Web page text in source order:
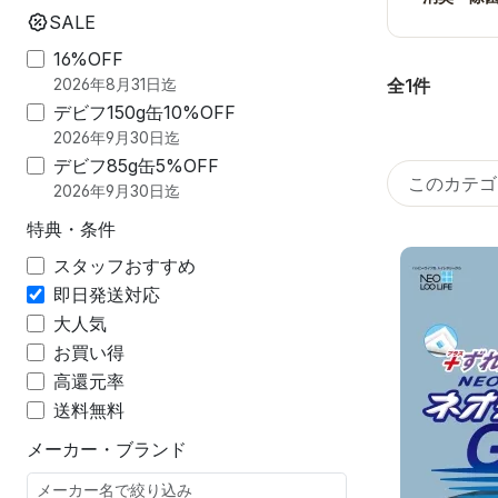
SALE
16%OFF
2026年8月31日迄
デビフ150g缶10%OFF
2026年9月30日迄
デビフ85g缶5%OFF
2026年9月30日迄
特典・条件
スタッフおすすめ
即日発送対応
大人気
お買い得
高還元率
送料無料
メーカー・ブランド
全1件